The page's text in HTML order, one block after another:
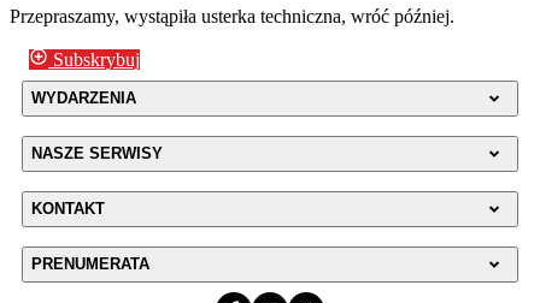
Przepraszamy, wystąpiła usterka techniczna, wróć później.
Subskrybuj
WYDARZENIA
NASZE SERWISY
KONTAKT
PRENUMERATA